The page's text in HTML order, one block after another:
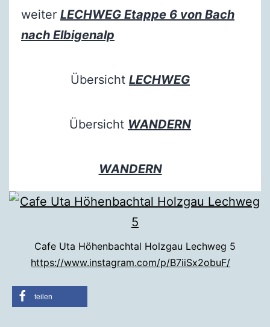
weiter LECHWEG Etappe 6 von Bach
nach Elbigenalp
Übersicht LECHWEG
Übersicht WANDERN
WANDERN
Cafe Uta Höhenbachtal Holzgau Lechweg 5
https://www.instagram.com/p/B7iiSx2obuF/
teilen